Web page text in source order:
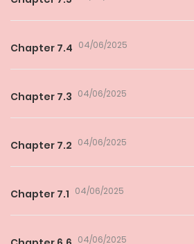
Chapter 7.4 04/06/2025
Chapter 7.3 04/06/2025
Chapter 7.2 04/06/2025
Chapter 7.1 04/06/2025
04/06/2025